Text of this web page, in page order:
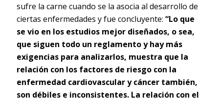
sufre la carne cuando se la asocia al desarrollo de
ciertas enfermedades y fue concluyente: “Lo que
se vio en los estudios mejor diseñados, o sea,
que siguen todo un reglamento y hay más
exigencias para analizarlos, muestra que la
relación con los factores de riesgo con la
enfermedad cardiovascular y cáncer también,
son débiles e inconsistentes. La relación con el